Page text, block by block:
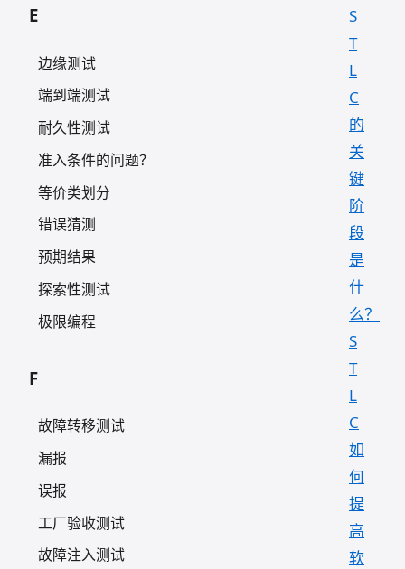
E
边缘测试
端到端测试
耐久性测试
准入条件的问题？
等价类划分
错误猜测
预期结果
探索性测试
极限编程
F
故障转移测试
漏报
误报
工厂验收测试
故障注入测试
S
T
L
C
的
关
键
阶
段
是
什
么？
S
T
L
C
如
何
提
高
软